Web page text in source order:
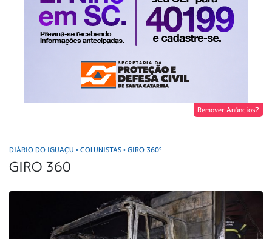
Remover Anúncios?
DIÁRIO DO IGUAÇU • COLUNISTAS • GIRO 360°
GIRO 360